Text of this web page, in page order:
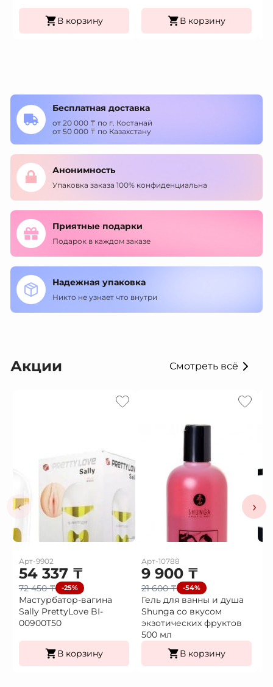
В корзину В корзину
Бесплатная доставка
от 20 000 ₸ по г. Костанай
от 50 000 ₸ по Казахстану
Анонимность
Упаковка заказа 100% конфиденциальна
Приятные подарки
Подарок в каждом заказе
Надежная упаковка
Никто не узнает что внутри
Акции Смотреть всё
‹
Арт-9902
54 337 ₸
72 450₸ -25%
Мастурбатор-вагина
Sally PrettyLove BI-
00900T50
В корзину
Арт-10788
9 900 ₸
21 600₸ -54%
Гель для ванны и душа
Shunga со вкусом
экзотических фруктов
500 мл
В корзину
›